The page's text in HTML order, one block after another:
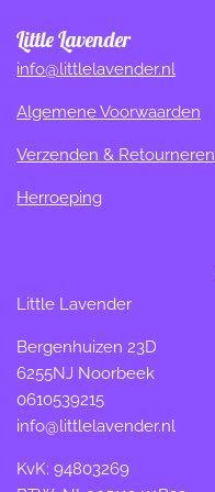
Little Lavender
info@littlelavender.nl
Algemene Voorwaarden
Verzenden & Retourneren
Herroeping
Little Lavender
Bergenhuizen 23D
6255NJ Noorbeek
0610539215
info@littlelavender.nl
KvK: 94803269